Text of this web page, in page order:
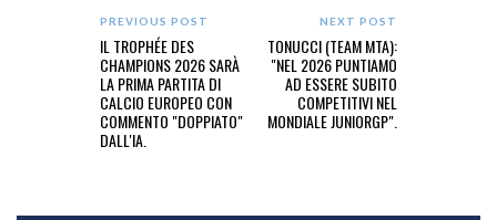
PREVIOUS POST
IL TROPHÉE DES
CHAMPIONS 2026 SARÀ
LA PRIMA PARTITA DI
CALCIO EUROPEO CON
COMMENTO "DOPPIATO"
DALL'IA.
NEXT POST
TONUCCI (TEAM MTA):
"NEL 2026 PUNTIAMO
AD ESSERE SUBITO
COMPETITIVI NEL
MONDIALE JUNIORGP".